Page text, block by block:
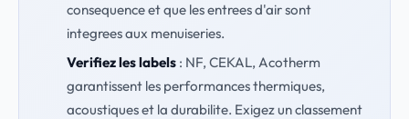
consequence et que les entrees d'air sont
integrees aux menuiseries.
Verifiez les labels: NF, CEKAL, Acotherm
garantissent les performances thermiques,
acoustiques et la durabilite. Exigez un classement